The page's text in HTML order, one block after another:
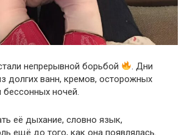
непрерывной борьбой
. Дни
долгих ванн, кремов, осторожных
бессонных ночей.
её дыхание, словно язык,
ещё до того, как она появлялась.